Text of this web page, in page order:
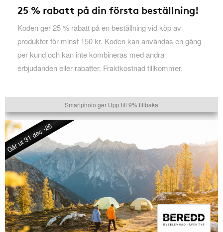
25 % rabatt på din första beställning!
Koden ger 25 % rabatt på en beställning vid köp av
produkter för minst 150 kr. Koden kan användas en gång
per kund och kan inte kombineras med andra
erbjudanden eller rabatter. Fraktkostnad tillkommer.
Smartphoto ger Upp till 9% tillbaka
Går ut 31 dec -26